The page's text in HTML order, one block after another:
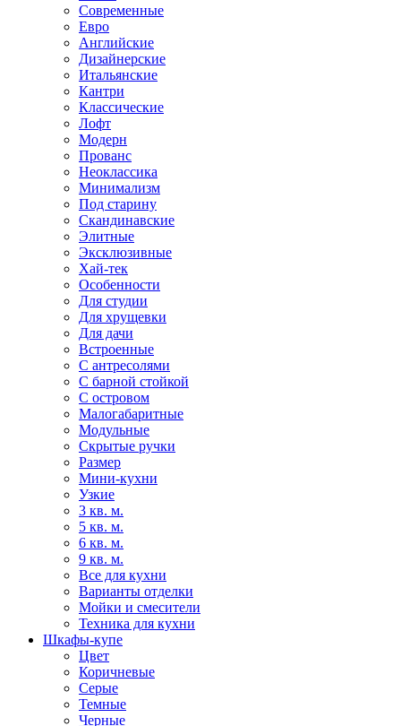
Современные
Евро
Английские
Дизайнерские
Итальянские
Кантри
Классические
Лофт
Модерн
Прованс
Неоклассика
Минимализм
Под старину
Скандинавские
Элитные
Эксклюзивные
Хай-тек
Особенности
Для студии
Для хрущевки
Для дачи
Встроенные
С антресолями
С барной стойкой
С островом
Малогабаритные
Модульные
Скрытые ручки
Размер
Мини-кухни
Узкие
3 кв. м.
5 кв. м.
6 кв. м.
9 кв. м.
Все для кухни
Варианты отделки
Мойки и смесители
Техника для кухни
Шкафы-купе
Цвет
Коричневые
Серые
Темные
Черные